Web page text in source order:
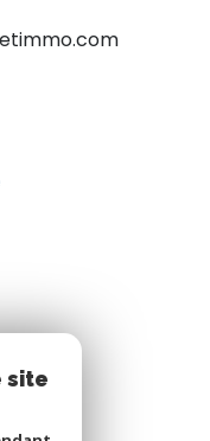
site